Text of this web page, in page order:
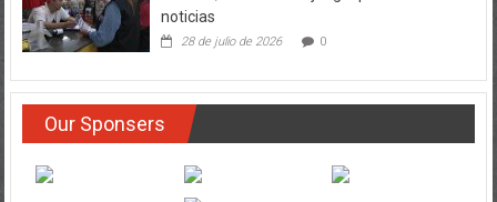
noticias
28 de julio de 2026 0
Our Sponsers